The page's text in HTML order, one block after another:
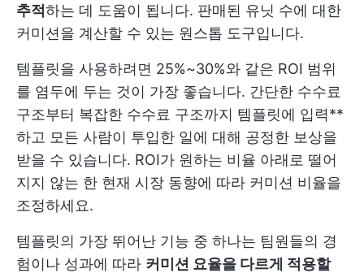
추적하는 데 도움이 됩니다. 판매된 유닛 수에 대한
커미션을 계산할 수 있는 원스톱 도구입니다.
템플릿을 사용하려면 25%~30%와 같은 ROI 범위
를 염두에 두는 것이 가장 좋습니다. 간단한 수수료
구조부터 복잡한 수수료 구조까지 템플릿에 입력**
하고 모든 사람이 투입한 일에 대해 공정한 보상을
받을 수 있습니다. ROI가 원하는 비율 아래로 떨어
지지 않는 한 현재 시장 동향에 따라 커미션 비율을
조정하세요.
템플릿의 가장 뛰어난 기능 중 하나는 팀원들의 경
험이나 성과에 따라 커미션 요율을 다르게 적용할